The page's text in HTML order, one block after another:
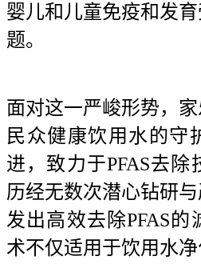
婴儿和儿童免疫和发
题。
面对这一严峻形势，
民众健康饮用水的守
进，致力于PFAS去除
历经无数次潜心钻研
发出高效去除PFAS
术不仅适用于饮用水